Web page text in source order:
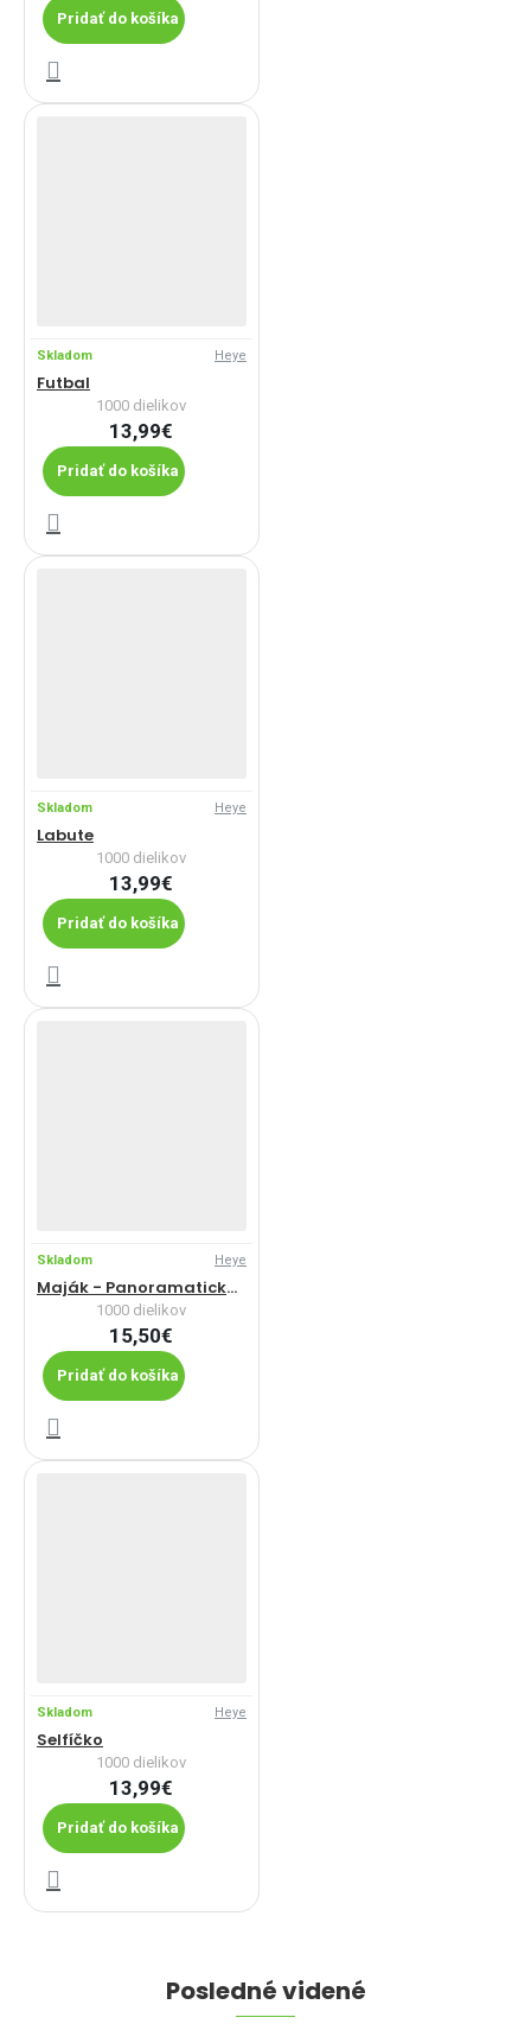
Pridať do košíka
Skladom Heye
Futbal
1000 dielikov
13,99€
Pridať do košíka
Skladom Heye
Labute
1000 dielikov
13,99€
Pridať do košíka
Skladom Heye
Maják - Panoramatické puzzle
1000 dielikov
15,50€
Pridať do košíka
Skladom Heye
Selfíčko
1000 dielikov
13,99€
Pridať do košíka
Posledné videné